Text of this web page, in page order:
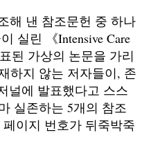
해 낸 참조문헌 중 하나
실린 《Intensive Care
된 가상의 논문을 가리
하지 않는 저자들이, 존
널에 발표했다고 스스
실존하는 5개의 참조
이지 번호가 뒤죽박죽